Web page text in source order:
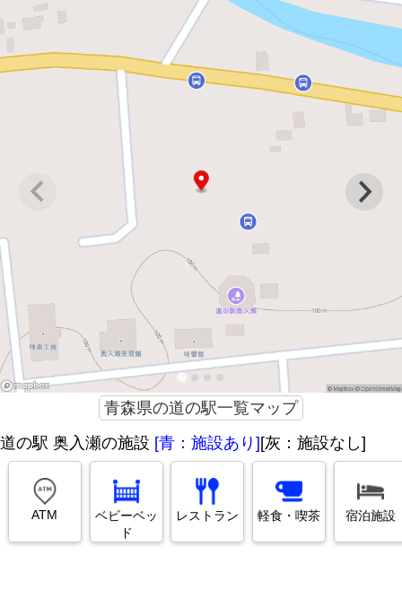
青森県の道の駅一覧マップ
道の駅 奥入瀬の施設 [青：施設あり][灰：施設なし]
ATM
ベビーベッ
ド
レストラン 軽食・喫茶 宿泊施設